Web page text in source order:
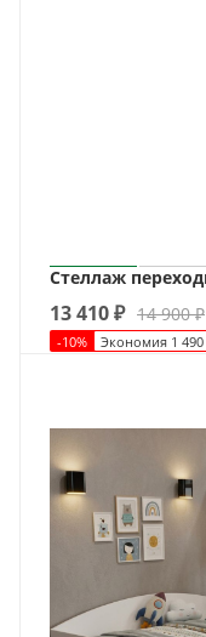
Стеллаж
13 410₽ 14 900₽
-10% Экономия 1 490